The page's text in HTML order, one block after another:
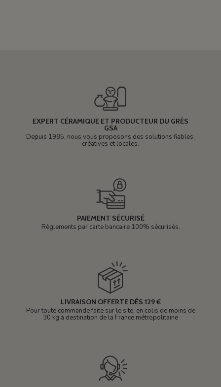
EXPERT CÉRAMIQUE ET PRODUCTEUR DU GRÈS
GSA
Depuis 1985, nous vous proposons des solutions fiables,
créatives et locales.
PAIEMENT SÉCURISÉ
Règlements par carte bancaire 100% sécurisés.
LIVRAISON OFFERTE DÈS 129 €
Pour toute commande faite sur le site, en colis de moins de
30 kg à destination de la France métropolitaine